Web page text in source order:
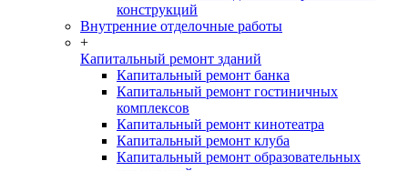
конструкций
Внутренние отделочные работы
+
Капитальный ремонт зданий
Капитальный ремонт банка
Капитальный ремонт гостиничных
комплексов
Капитальный ремонт кинотеатра
Капитальный ремонт клуба
Капитальный ремонт образовательных